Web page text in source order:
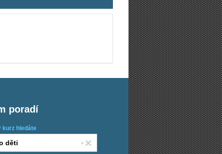
poradí
kurz hledáte